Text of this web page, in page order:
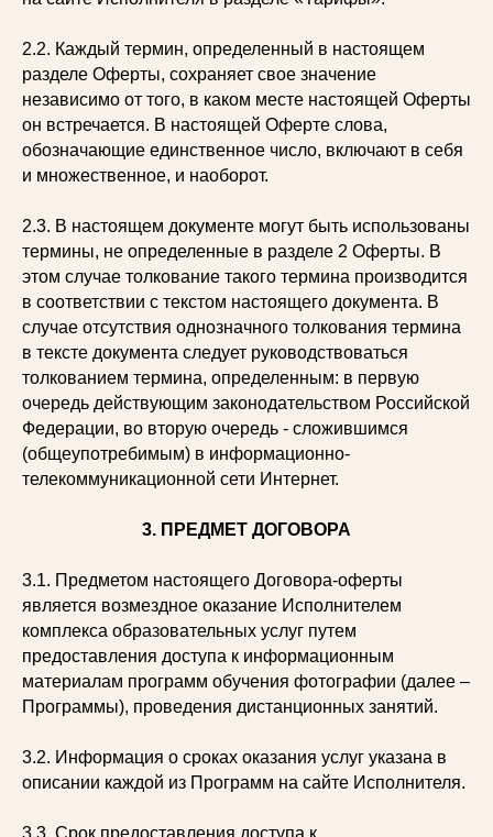
2.2. Каждый термин, определенный в настоящем
разделе Оферты, сохраняет свое значение
независимо от того, в каком месте настоящей Оферты
он встречается. В настоящей Оферте слова,
обозначающие единственное число, включают в себя
и множественное, и наоборот.
2.3. В настоящем документе могут быть использованы
термины, не определенные в разделе 2 Оферты. В
этом случае толкование такого термина производится
в соответствии с текстом настоящего документа. В
случае отсутствия однозначного толкования термина
в тексте документа следует руководствоваться
толкованием термина, определенным: в первую
очередь действующим законодательством Российской
Федерации, во вторую очередь - сложившимся
(общеупотребимым) в информационно-
телекоммуникационной сети Интернет.
3. ПРЕДМЕТ ДОГОВОРА
3.1. Предметом настоящего Договора-оферты
является возмездное оказание Исполнителем
комплекса образовательных услуг путем
предоставления доступа к информационным
материалам программ обучения фотографии (далее –
Программы), проведения дистанционных занятий.
3.2. Информация о сроках оказания услуг указана в
описании каждой из Программ на сайте Исполнителя.
3.3. Срок предоставления доступа к